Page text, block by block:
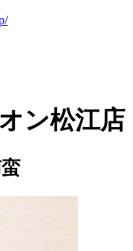
ン松江店